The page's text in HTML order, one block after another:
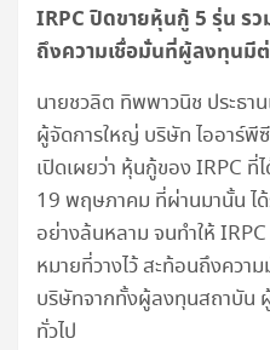
IRPC ปิดขายหุ้นกู้ 5 รุ่น ร
ถึงความเชื่อมั่นที่ผู้ลงทุนมี
นายชวลิต ทิพพาวนิช ประธา
ผู้จัดการใหญ่ บริษัท ไออาร์พี
เปิดเผยว่า หุ้นกู้ของ IRPC ที่
19 พฤษภาคม ที่ผ่านมานั้น ไ
อย่างล้นหลาม จนทำให้
หมายที่วางไว้ สะท้อนถึงควา
บริษัทจากทั้งผู้ลงทุนสถาบัน
ทั่วไป